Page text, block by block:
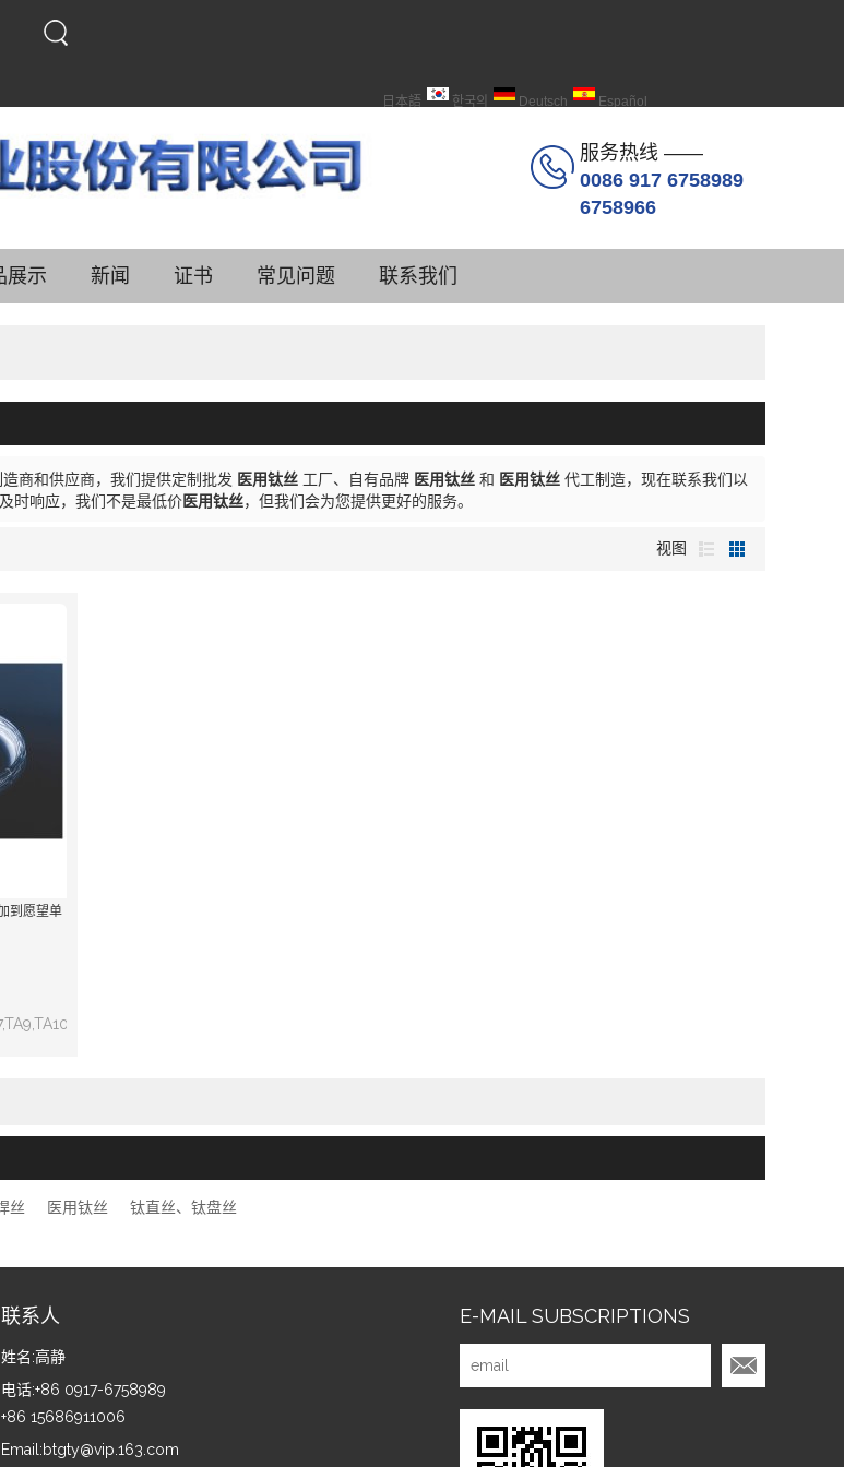
日本語 한국의 Deutsch Español
服务热线 ——
0086 917 6758989
6758966
展示 新闻 证书 常见问题 联系我们
商和供应商，我们提供定制批发 医用钛丝 工厂、自有品牌 医用钛丝 和 医用钛丝 代工制造，现在联系我们以
时响应，我们不是最低价医用钛丝，但我们会为您提供更好的服务。
视图
到愿望单
，
丝 医用钛丝 钛直丝、钛盘丝
联系人
姓名:高静
电话:+86 0917-6758989
+86 15686911006
Email:btgty@vip.163.com
E-MAIL SUBSCRIPTIONS